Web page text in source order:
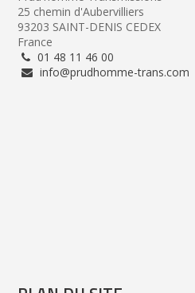
25 chemin d'Aubervilliers
93203 SAINT-DENIS CEDEX
France
01 48 11 46 00
info@prudhomme-trans.com